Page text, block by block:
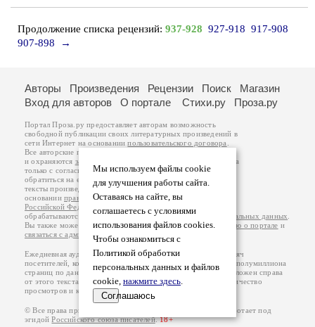
Продолжение списка рецензий: 937-928 927-918 917-908
907-898
→
Мы используем файлы cookie
для улучшения работы сайта.
Оставаясь на сайте, вы
соглашаетесь с условиями
использования файлов cookies.
Чтобы ознакомиться с
Политикой обработки
персональных данных и файлов
cookie, нажмите здесь.
Соглашаюсь
Авторы Произведения Рецензии Поиск
Магазин
Вход для авторов
О портале Стихи.ру Проза.ру
Портал Проза.ру предоставляет авторам возможность
свободной публикации своих литературных произведений в
сети Интернет на основаниипользовательского договора
Все авторские права на произведения принадлежат авторам
и охраняются законом
. Перепечатка произведений возможна
только с согласия его автора, к которому вы можете
обратиться на его авторской странице. Ответственность за
тексты произведений авторы несут самостоятельно на
основанииправил публикацииизаконодательства
Российской Федерации
обрабатываются на основанииПолитики обработки персональных данных
Вы также можете посмотреть более подробнуюинформацию о портале и
связаться с администрацией
Ежедневная аудитория портала Проза.ру – порядка 100 тысяч
посетителей, которые в общей сумме просматривают более полумиллиона
страниц по данным счетчика посещаемости, который расположен справа
от этого текста. В каждой графе указано по две цифры: количество
просмотров и количество посетителей.
© Все права принадлежат авторам, 2000-2026. Портал работает под
эгидойРоссийского союза писателей.18+